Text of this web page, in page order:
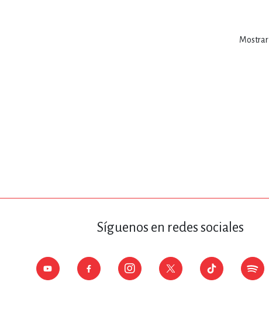
AGRICULTURA
Mostrar
Síguenos en redes sociales